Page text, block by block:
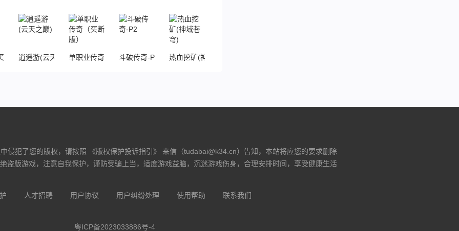
版 逍遥游(云天之巅)单职业传奇（买断版）
斗破传奇-P2 热血挖矿(神域苍穹)
侵犯了您的版权，请按照 《版权保护投诉指引》 来信（tudabai@k34.cn）告知，本站将应您的要求删除
盗版游戏，注意自我保护，谨防受骗上当，适度游戏益脑，沉迷游戏伤身，合理安排时间，享受健康生活
人才招聘 用户协议 用户纠纷处理 使用帮助 联系我们
粤ICP备2023033886号-4